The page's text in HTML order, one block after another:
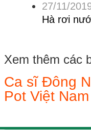
27/11/
Hà rơi
Xem thêm các
Ca sĩ Đông
Pot Việt